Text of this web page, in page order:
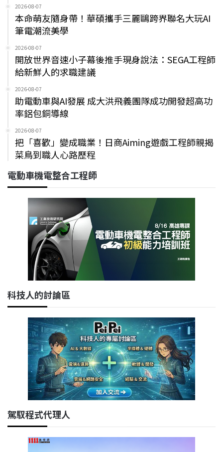
2026-08-07
本命萌友隨身帶！華碩攜手三麗鷗跨界聯名大玩AI
筆電潮流美學
2026-08-07
開放世界音速小子幕後推手現身說法：SEGA工程師
給新鮮人的求職建議
2026-08-07
助電動車與AI發展 成大洪飛義團隊成功開發超高功
率鋁包銅導線
2026-08-07
把「喜歡」變成職業！日商Aiming遊戲工程師親揭
菜鳥到職人心路歷程
電動車機電整合工程師
科技人的討論區
駕馭程式代理人